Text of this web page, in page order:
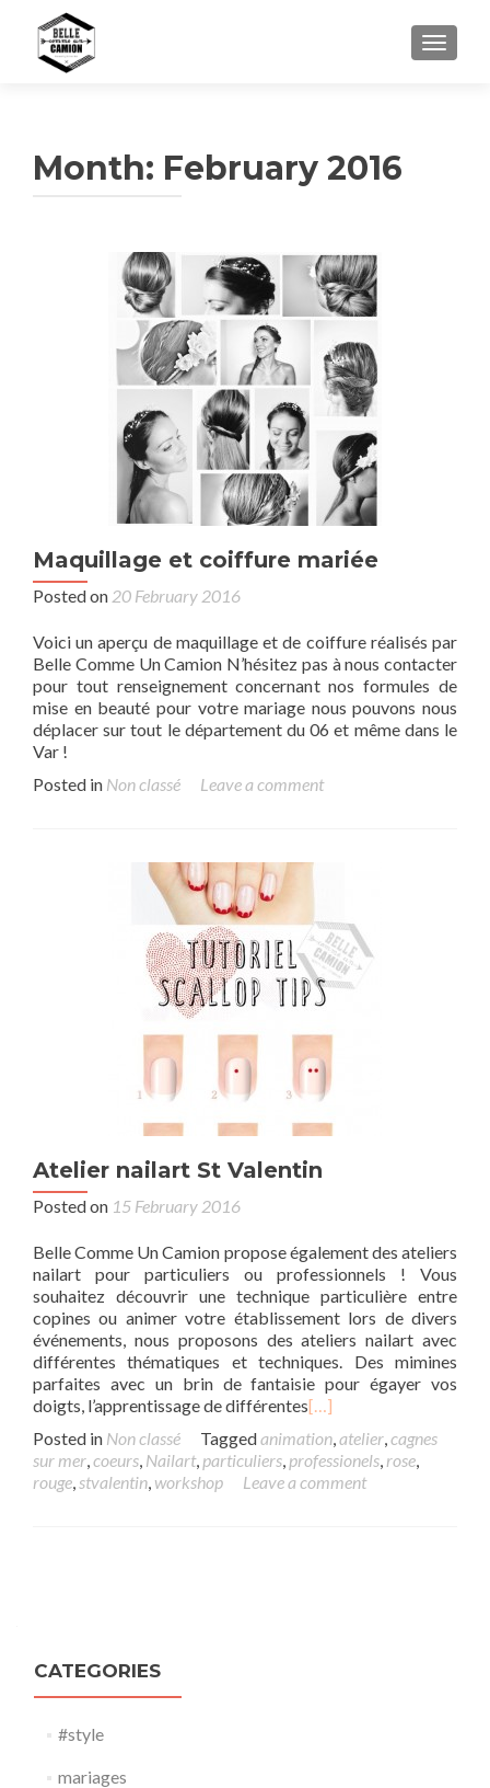
Month: February 2016
Maquillage et coiffure mariée
Posted on 20 February 2016
Voici un aperçu de maquillage et de coiffure réalisés par
Belle Comme Un Camion N’hésitez pas à nous contacter
pour tout renseignement concernant nos formules de
mise en beauté pour votre mariage nous pouvons nous
déplacer sur tout le département du 06 et même dans le
Var !
Posted in Non classé Leave a comment
Atelier nailart St Valentin
Posted on 15 February 2016
Belle Comme Un Camion propose également des ateliers
nailart pour particuliers ou professionnels ! Vous
souhaitez découvrir une technique particulière entre
copines ou animer votre établissement lors de divers
événements, nous proposons des ateliers nailart avec
différentes thématiques et techniques. Des mimines
parfaites avec un brin de fantaisie pour égayer vos
doigts, l’apprentissage de différentes[…]
Posted in Non classé Taggedanimation,atelier,cagnes
sur mer,coeurs, Nailart, particuliers, professionels, rose,
rouge,stvalentin, workshop Leave a comment
CATEGORIES
#style
mariages